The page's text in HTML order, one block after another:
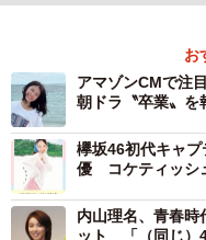
お
アマゾンCMで注
朝ドラ〝卒業〟を
欅坂46初代キャ
優 コケティッシ
内山理名、青春時
ット 「（同じ）